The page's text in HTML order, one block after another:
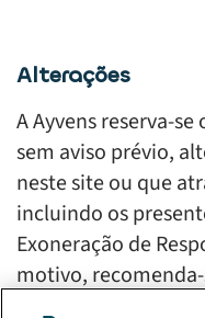
Alterações
A Ayvens reserva-
sem aviso prévio,
neste site ou que
incluindo os
Exoneração de
motivo,